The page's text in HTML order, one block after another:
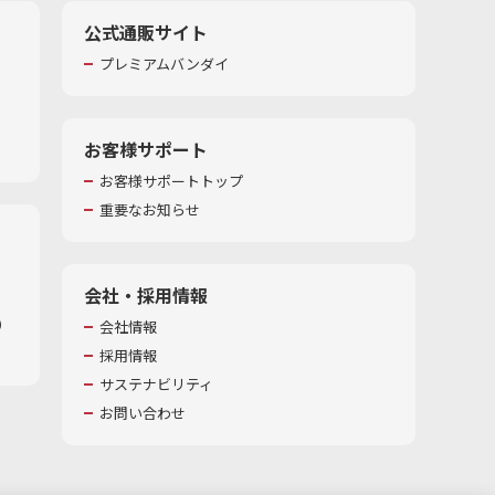
公式通販サイト
プレミアムバンダイ
お客様サポート
お客様サポートトップ
重要なお知らせ
会社・採用情報
会社情報
採用情報
サステナビリティ
お問い合わせ